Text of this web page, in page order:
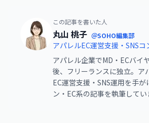
この記事を書いた人
丸山 桃子 ＠SOHO編集部
アパレルEC運営支援・SNSコ
アパレル企業でMD・ECバイ
後、フリーランスに独立。ア
EC運営支援・SNS運用を手が
ン・EC系の記事を執筆してい